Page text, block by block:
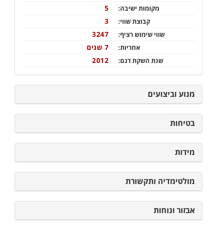
מקומות ישיבה: 5
קבוצת שווי: 3
שווי שימוש רציף: 3247
אחריות: 7 שנים
שנת השקת דגם: 2012
מנוע וביצועים
בטיחות
מידות
מולטימדיה ותקשורת
אבזור ונוחות